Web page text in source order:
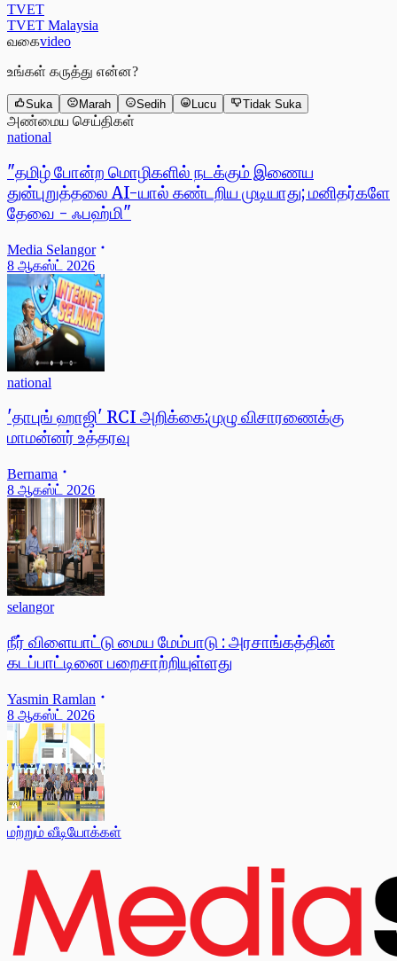
TVET
TVET Malaysia
வகைvideo
உங்கள் கருத்து என்ன?
Suka Marah Sedih Lucu Tidak Suka
அண்மைய செய்திகள்
national
"தமிழ் போன்ற மொழிகளில் நடக்கும் இணைய
துன்புறுத்தலை AI-யால் கண்டறிய முடியாது; மனிதர்களே
தேவை - ஃபஹ்மி"
Media Selangor
8 ஆகஸ்ட் 2026
national
'தாபுங் ஹாஜி' RCI அறிக்கை:முழு விசாரணைக்கு
மாமன்னர் உத்தரவு
Bernama
8 ஆகஸ்ட் 2026
selangor
நீர் விளையாட்டு மைய மேம்பாடு : அரசாங்கத்தின்
கடப்பாட்டினை பறைசாற்றியுள்ளது
Yasmin Ramlan
8 ஆகஸ்ட் 2026
மற்றும் வீடியோக்கள்